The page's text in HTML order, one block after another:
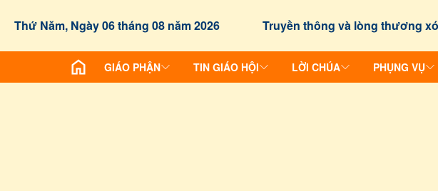
Thứ Năm, Ngày 06 tháng 08 năm 2026 Truyền thông và lòng thương
GIÁO PHẬN TIN GIÁO HỘI LỜI CHÚA PHỤNG VỤ